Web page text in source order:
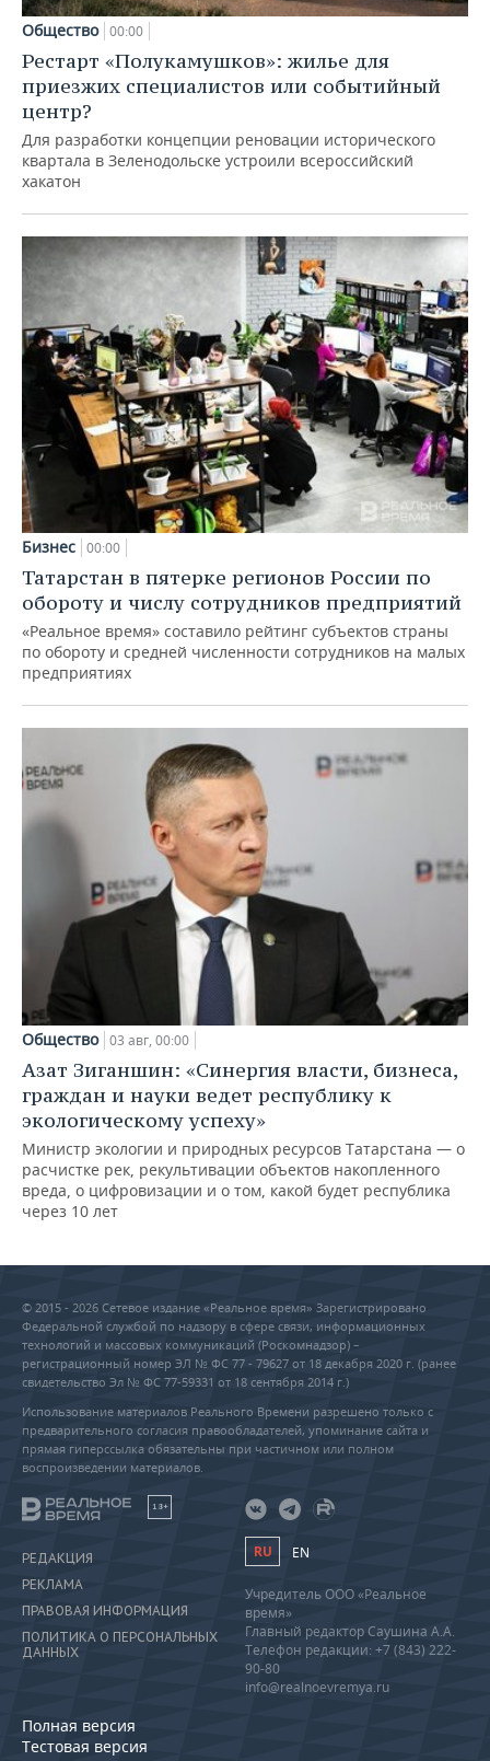
Общество 00:00
Рестарт «Полукамушков»: жилье для
приезжих специалистов или событийный
центр?
Для разработки концепции реновации исторического
квартала в Зеленодольске устроили всероссийский
хакатон
Бизнес 00:00
Татарстан в пятерке регионов России по
обороту и числу сотрудников предприятий
«Реальное время» составило рейтинг субъектов страны
по обороту и средней численности сотрудников на малых
предприятиях
Общество 03 авг, 00:00
Азат Зиганшин: «Синергия власти, бизнеса,
граждан и науки ведет республику к
экологическому успеху»
Министр экологии и природных ресурсов Татарстана — о
расчистке рек, рекультивации объектов накопленного
вреда, о цифровизации и о том, какой будет республика
через 10 лет
© 2015 - 2026 Сетевое издание «Реальное время» Зарегистрировано
Федеральной службой по надзору в сфере связи, информационных
технологий и массовых коммуникаций (Роскомнадзор) –
регистрационный номер ЭЛ № ФС 77 - 79627 от 18 декабря 2020 г. (ранее
свидетельство Эл № ФС 77-59331 от 18 сентября 2014 г.)
Использование материалов Реального Времени разрешено только с
предварительного согласия правообладателей, упоминание сайта и
прямая гиперссылка обязательны при частичном или полном
воспроизведении материалов.
18+
РЕДАКЦИЯ
РЕКЛАМА
ПРАВОВАЯ ИНФОРМАЦИЯ
ПОЛИТИКА О ПЕРСОНАЛЬНЫХ
ДАННЫХ
Полная версия
Тестовая версия
RU EN
Учредитель ООО «Реальное
время»
Главный редактор Саушина А.А.
Телефон редакции: +7 (843) 222-
90-80
info@realnoevremya.ru